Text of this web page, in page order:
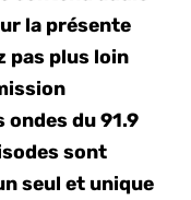
la présente
pas plus loin
du 91.9
sont
seul et unique